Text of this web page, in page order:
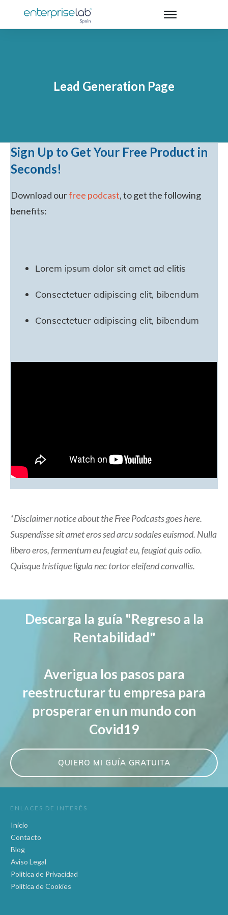
Lead Generation Page
Sign Up to Get Your Free Product in
Seconds!
Download our free podcast, to get the following
benefits:
Lorem ipsum dolor sit amet ad elitis
Consectetuer adipiscing elit, bibendum
Consectetuer adipiscing elit, bibendum
*Disclaimer notice about the Free Podcasts goes here.
Suspendisse sit amet eros sed arcu sodales euismod. Nulla
libero eros, fermentum eu feugiat eu, feugiat quis odio.
Quisque tristique ligula nec tortor eleifend convallis.
Descarga la guía "Regreso a la
Rentabilidad"
Averigua los pasos para
reestructurar tu empresa para
prosperar en un mundo con
Covid19
QUIERO MI GUÍA GRATUITA
ENLACES DE INTERÉS
Inicio
Contacto
Blog
Aviso Legal
Politica de Privacidad
Política de Cookies